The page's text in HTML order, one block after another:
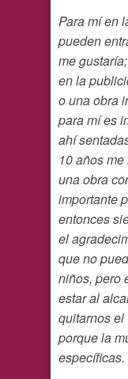
Para mí en
pueden
me
en la
o una obra
para mí es
ahí
10 años
una obra
importante
entonces
el
que no
niños, pero
estar al
quitarnos el
porque la
específicas.